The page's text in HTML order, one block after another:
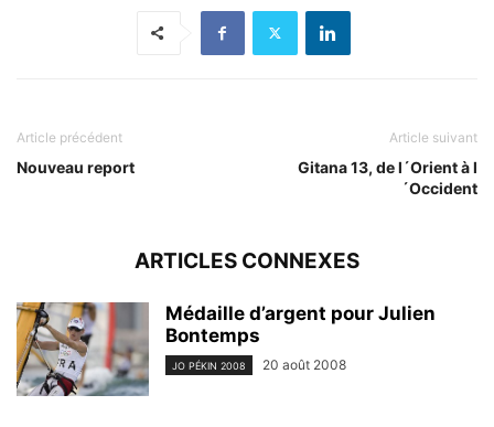
Article précédent
Nouveau report
Article suivant
Gitana 13, de l´Orient à l
´Occident
ARTICLES CONNEXES
Médaille d’argent pour Julien
Bontemps
JO PÉKIN 2008 20 août 2008